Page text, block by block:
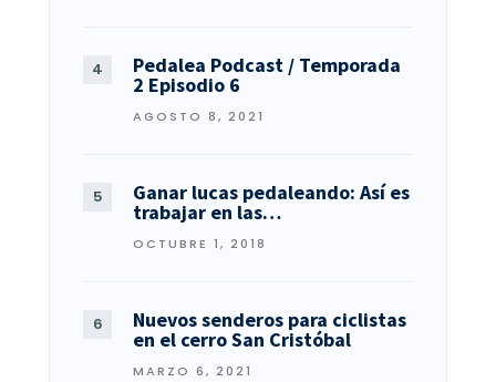
Pedalea Podcast / Temporada
2 Episodio 6
AGOSTO 8, 2021
Ganar lucas pedaleando: Así es
trabajar en las…
OCTUBRE 1, 2018
Nuevos senderos para ciclistas
en el cerro San Cristóbal
MARZO 6, 2021